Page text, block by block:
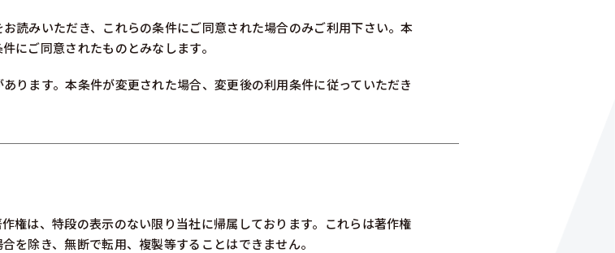
読みいただき、これらの条件にご同意された場合のみご利用下さい。本
にご同意されたものとみなします。
ります。本条件が変更された場合、変更後の利用条件に従っていただき
権は、特段の表示のない限り当社に帰属しております。これらは著作権
を除き、無断で転用、複製等することはできません。